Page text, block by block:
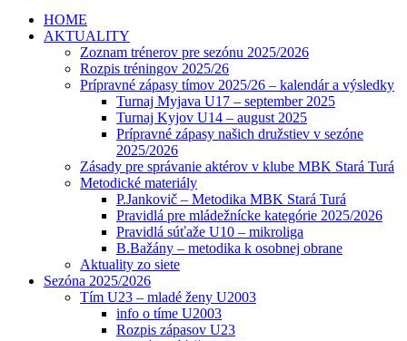
HOME
AKTUALITY
Zoznam trénerov pre sezónu 2025/2026
Rozpis tréningov 2025/26
Prípravné zápasy tímov 2025/26 – kalendár a výsledky
Turnaj Myjava U17 – september 2025
Turnaj Kyjov U14 – august 2025
Prípravné zápasy našich družstiev v sezóne
2025/2026
Zásady pre správanie aktérov v klube MBK Stará Turá
Metodické materiály
P.Jankovič – Metodika MBK Stará Turá
Pravidlá pre mládežnícke kategórie 2025/2026
Pravidlá súťaže U10 – mikroliga
B.Bažány – metodika k osobnej obrane
Aktuality zo siete
Sezóna 2025/2026
Tím U23 – mladé ženy U2003
info o tíme U2003
Rozpis zápasov U23